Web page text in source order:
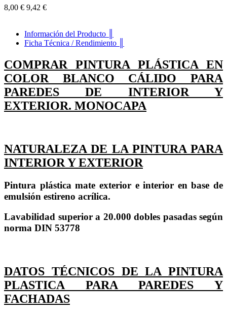
8,00 € 9,42 €
Información del Producto ║
Ficha Técnica / Rendimiento ║
COMPRAR PINTURA PLÁSTICA EN
COLOR BLANCO CÁLIDO PARA
PAREDES DE INTERIOR Y
EXTERIOR. MONOCAPA
NATURALEZA DE LA PINTURA PARA
INTERIOR Y EXTERIOR
Pintura plástica mate exterior e interior en base de
emulsión estireno acrílica.
Lavabilidad superior a 20.000 dobles pasadas según
norma DIN 53778
DATOS TÉCNICOS DE LA PINTURA
PLASTICA PARA PAREDES Y
FACHADAS